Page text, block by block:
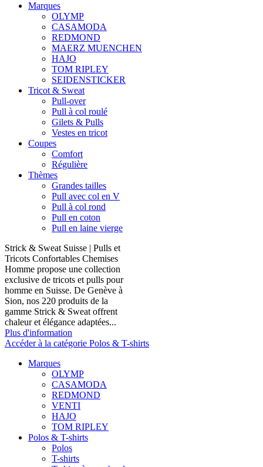
Marques
OLYMP
CASAMODA
REDMOND
MAERZ MUENCHEN
HAJO
TOM RIPLEY
SEIDENSTICKER
Tricot & Sweat
Pull-over
Pull à col roulé
Gilets & Pulls
Vestes en tricot
Coupes
Comfort
Régulière
Thèmes
Grandes tailles
Pull avec col en V
Pull à col rond
Pull en coton
Pull en laine vierge
Strick & Sweat Suisse | Pulls et
Tricots Confortables Chemises
Homme propose une collection
exclusive de tricots et pulls pour
homme en Suisse. De Genève à
Sion, nos 220 produits de la
gamme Strick & Sweat offrent
chaleur et élégance adaptées...
Plus d'information
Accéder à la catégorie Polos & T-shirts
Marques
OLYMP
CASAMODA
REDMOND
VENTI
HAJO
TOM RIPLEY
Polos & T-shirts
Polos
T-shirts